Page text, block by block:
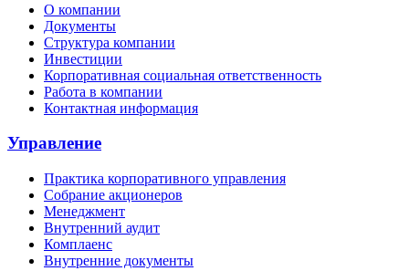
О компании
Документы
Структура компании
Инвестиции
Корпоративная социальная ответственность
Работа в компании
Контактная информация
Управление
Практика корпоративного управления
Собрание акционеров
Менеджмент
Внутренний аудит
Комплаенс
Внутренние документы